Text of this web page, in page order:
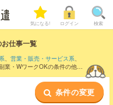
気になる! ログイン 検索
お仕事一覧
、 営業・販売・サービス系、
業・WワークOKの条件の他
条件の変更